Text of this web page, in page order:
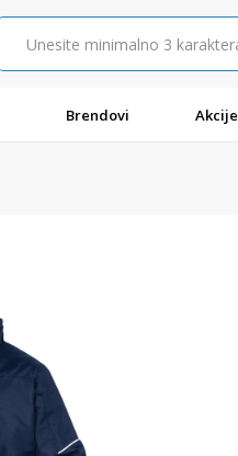
Brendovi Akcije